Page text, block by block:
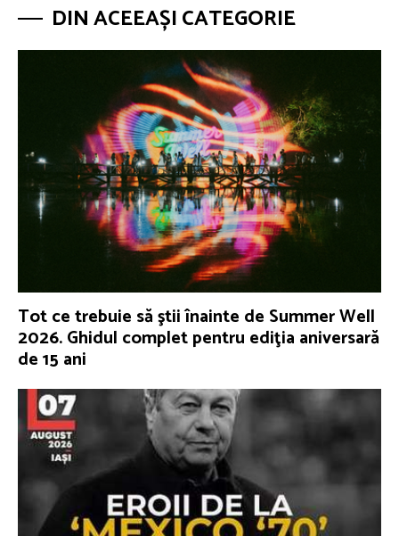
DIN ACEEAȘI CATEGORIE
Tot ce trebuie să ştii înainte de Summer Well
2026. Ghidul complet pentru ediţia aniversară
de 15 ani